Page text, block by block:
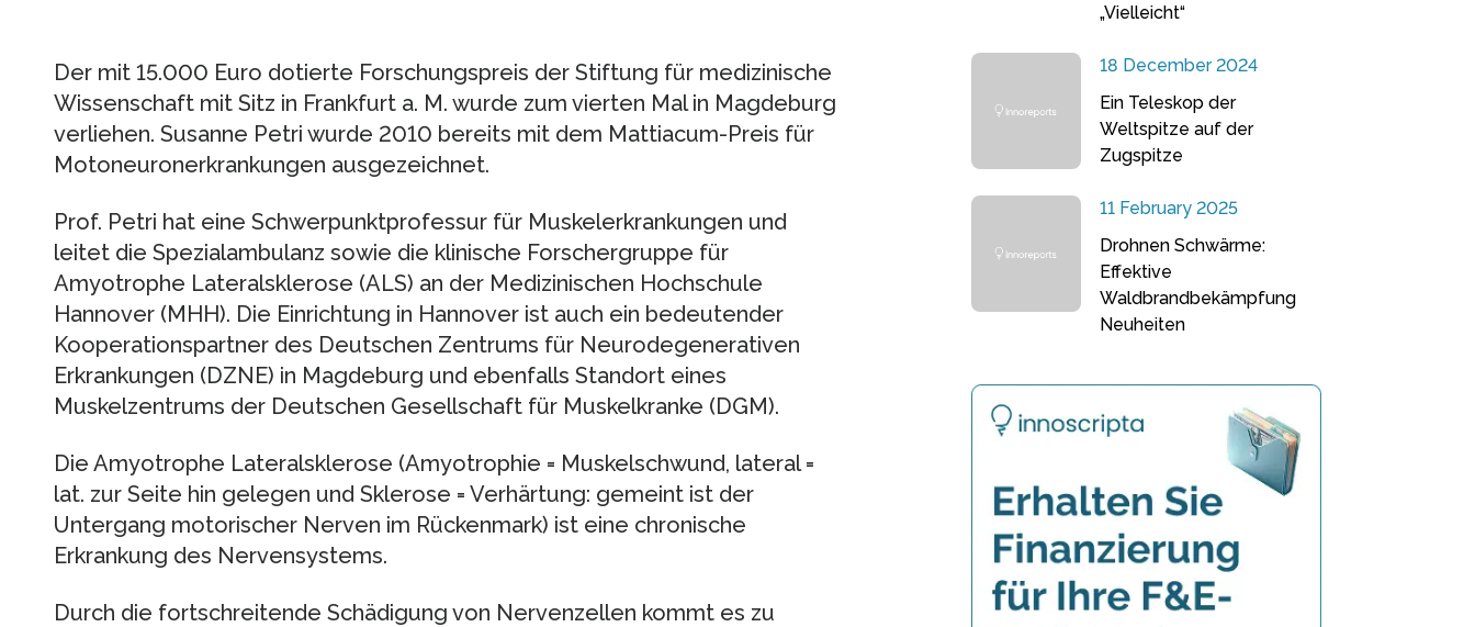
Der mit 15.000 Euro dotierte Forschungspreis der Stiftung für medizinische
Wissenschaft mit Sitz in Frankfurt a. M. wurde zum vierten Mal in Magdeburg
verliehen. Susanne Petri wurde 2010 bereits mit dem Mattiacum-Preis für
Motoneuronerkrankungen ausgezeichnet.
Prof. Petri hat eine Schwerpunktprofessur für Muskelerkrankungen und
leitet die Spezialambulanz sowie die klinische Forschergruppe für
Amyotrophe Lateralsklerose (ALS) an der Medizinischen Hochschule
Hannover (MHH). Die Einrichtung in Hannover ist auch ein bedeutender
Kooperationspartner des Deutschen Zentrums für Neurodegenerativen
Erkrankungen (DZNE) in Magdeburg und ebenfalls Standort eines
Muskelzentrums der Deutschen Gesellschaft für Muskelkranke (DGM).
Die Amyotrophe Lateralsklerose (Amyotrophie = Muskelschwund, lateral =
lat. zur Seite hin gelegen und Sklerose = Verhärtung: gemeint ist der
Untergang motorischer Nerven im Rückenmark) ist eine chronische
Erkrankung des Nervensystems.
Durch die fortschreitende Schädigung von Nervenzellen kommt es zu
„Vielleicht“
18 December 2024
Ein Teleskop der
Weltspitze auf der
Zugspitze
11 February 2025
Drohnen Schwärme:
Effektive
Waldbrandbekämpfung
Neuheiten